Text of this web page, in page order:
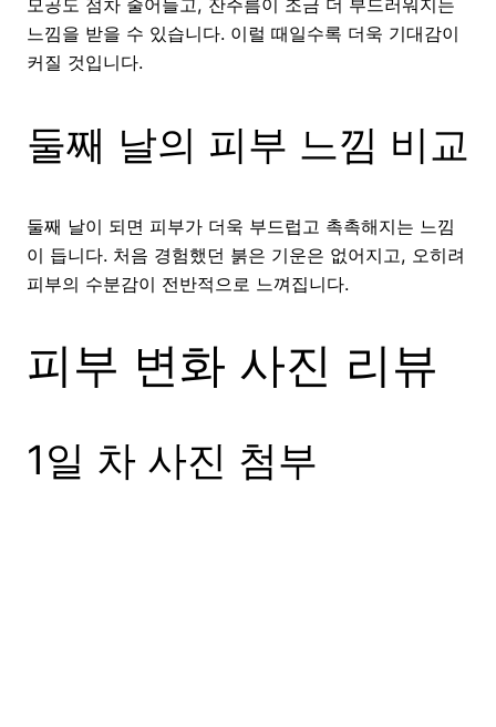
느낌을 받을 수 있습니다. 이럴 때일수록 더욱 기대감이
커질 것입니다.
둘째 날의 피부 느낌 비교
둘째 날이 되면 피부가 더욱 부드럽고 촉촉해지는 느낌
이 듭니다. 처음 경험했던 붉은 기운은 없어지고, 오히려
피부의 수분감이 전반적으로 느껴집니다.
피부 변화 사진 리뷰
1일 차 사진 첨부